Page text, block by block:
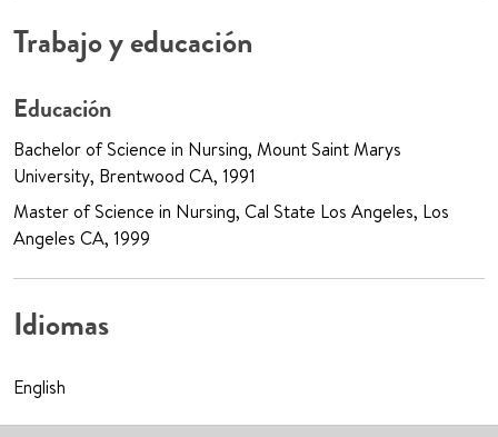
Trabajo y educación
Educación
Bachelor of Science in Nursing, Mount Saint Marys
University, Brentwood CA, 1991
Master of Science in Nursing, Cal State Los Angeles, Los
Angeles CA, 1999
Idiomas
English